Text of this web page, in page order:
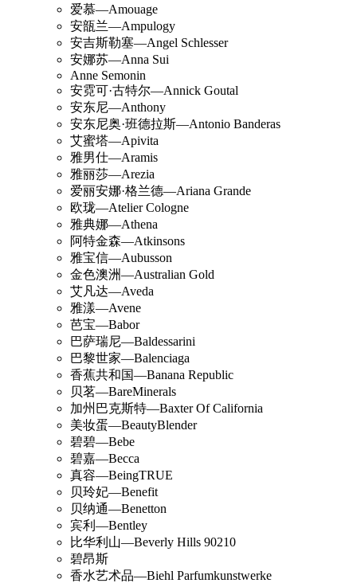
爱慕—Amouage
安瓿兰—Ampulogy
安吉斯勒塞—Angel Schlesser
安娜苏—Anna Sui
Anne Semonin
安霓可·古特尔—Annick Goutal
安东尼—Anthony
安东尼奥·班德拉斯—Antonio Banderas
艾蜜塔—Apivita
雅男仕—Aramis
雅丽莎—Arezia
爱丽安娜·格兰德—Ariana Grande
欧珑—Atelier Cologne
雅典娜—Athena
阿特金森—Atkinsons
雅宝信—Aubusson
金色澳洲—Australian Gold
艾凡达—Aveda
雅漾—Avene
芭宝—Babor
巴萨瑞尼—Baldessarini
巴黎世家—Balenciaga
香蕉共和国—Banana Republic
贝茗—BareMinerals
加州巴克斯特—Baxter Of California
美妆蛋—BeautyBlender
碧碧—Bebe
碧嘉—Becca
真容—BeingTRUE
贝玲妃—Benefit
贝纳通—Benetton
宾利—Bentley
比华利山—Beverly Hills 90210
碧昂斯
香水艺术品—Biehl Parfumkunstwerke